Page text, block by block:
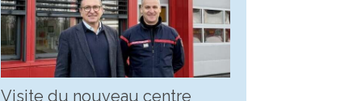
Visite du nouveau centre